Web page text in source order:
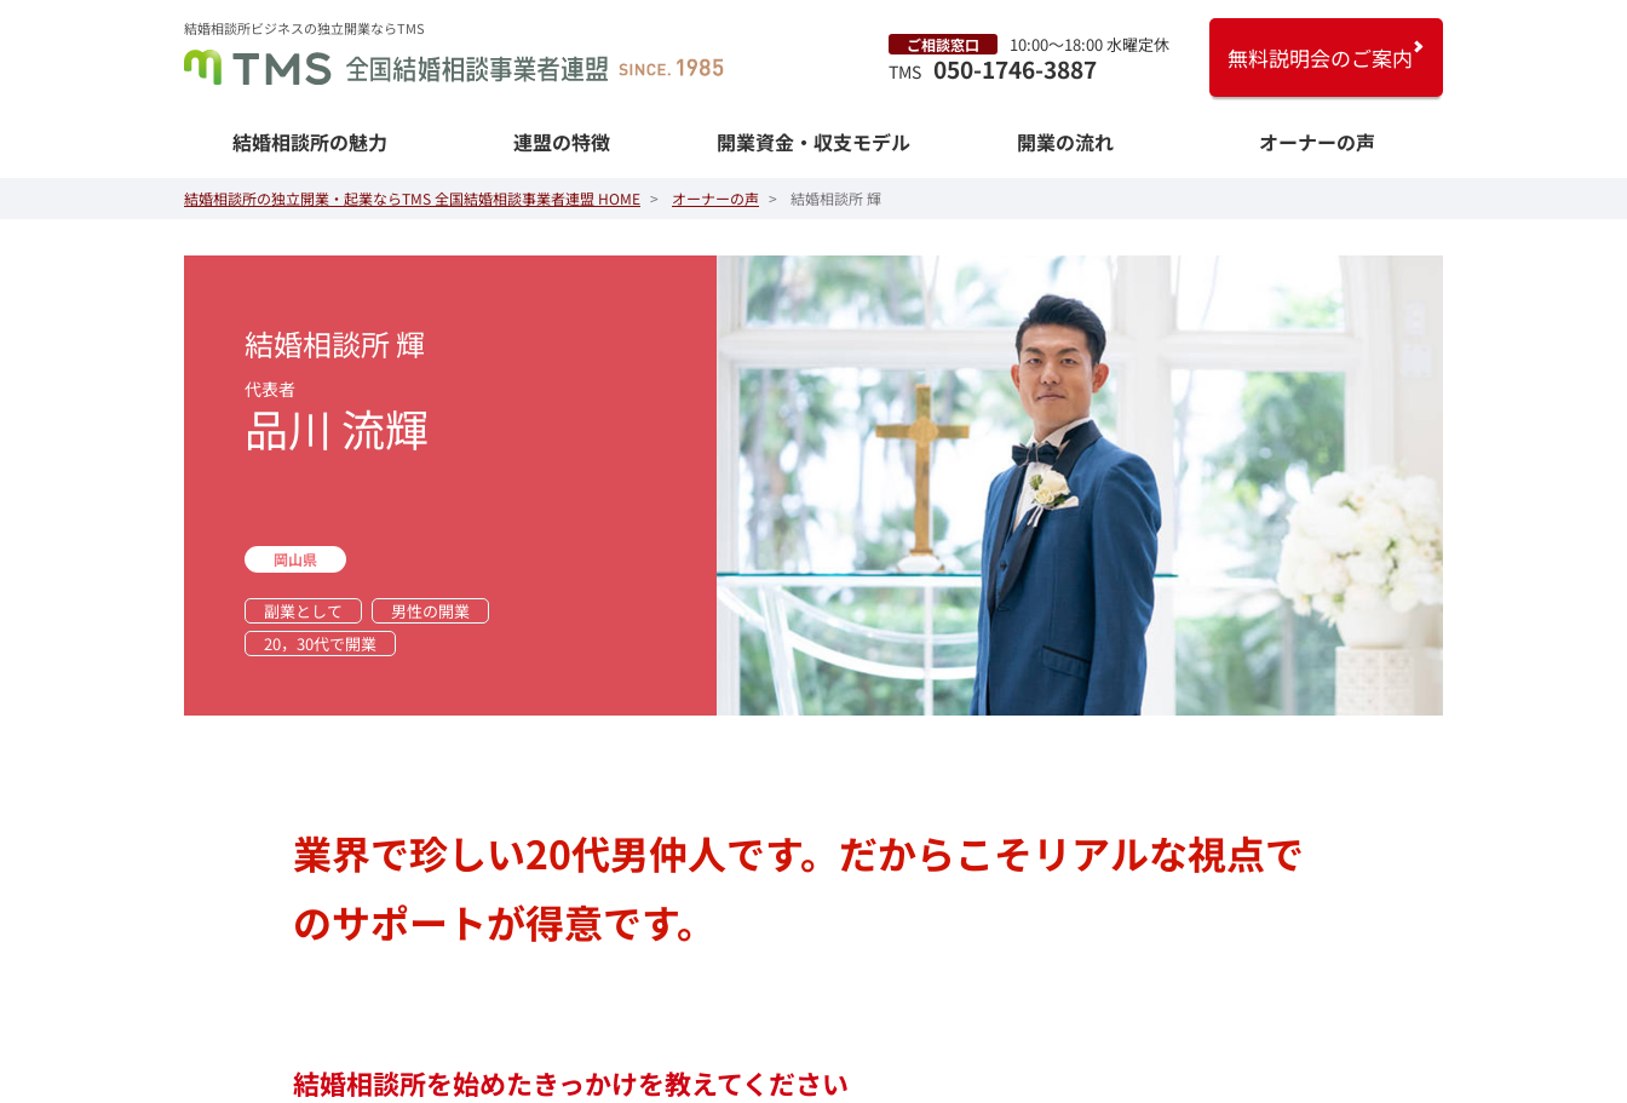
結婚相談所ビジネスの独立開業ならTMS
ご相談窓口 10:00〜18:00 水曜定休
TMS 050-1746-3887 無料説明会のご案内
結婚相談所の魅力 連盟の特徴 開業資金・収支モデル 開業の流れ オーナーの声
結婚相談所の独立開業・起業ならTMS 全国結婚相談事業者連盟 HOME オーナーの声 結婚相談所 輝
結婚相談所 輝
品川 流輝
岡山県
副業として
男性の開業
20，30代で開業
業界で珍しい20代男仲人です。だからこそリアルな視点で
のサポートが得意です。
結婚相談所を始めたきっかけを教えてください